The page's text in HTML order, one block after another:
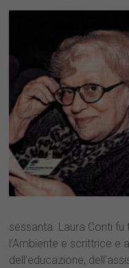
sessanta. Laura Conti
l’Ambiente e scrittrice e
dell’educazione,